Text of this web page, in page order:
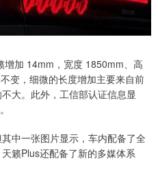
加 14mm，宽度 1850mm、高
变，细微的长度增加主要来自前
大。此外，工信部认证信息显
中一张图片显示，车内配备了全
籁Plus还配备了新的多媒体系